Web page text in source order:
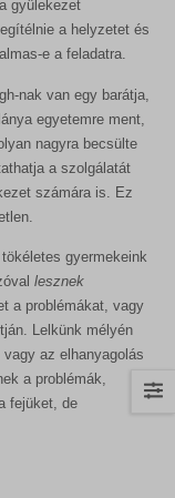
gyülekezet
a helyzetet és
e a feladatra.
nak van egy barátja,
egyetemre ment,
nagyra becsülte
a szolgálatát
számára is. Ez
gyermekeink
lesznek
a problémákat, vagy
Lelkünk mélyén
az elhanyagolás
a problémák,
fejüket, de